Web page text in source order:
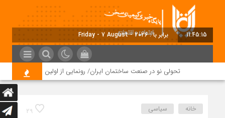
11:45:15 برابر با : Friday - 7 August - 2026
تحولی نو در صنعت ساختمان ایران/ رونمایی از اولین شوروم تخصصی و
29 خانه سیاسی